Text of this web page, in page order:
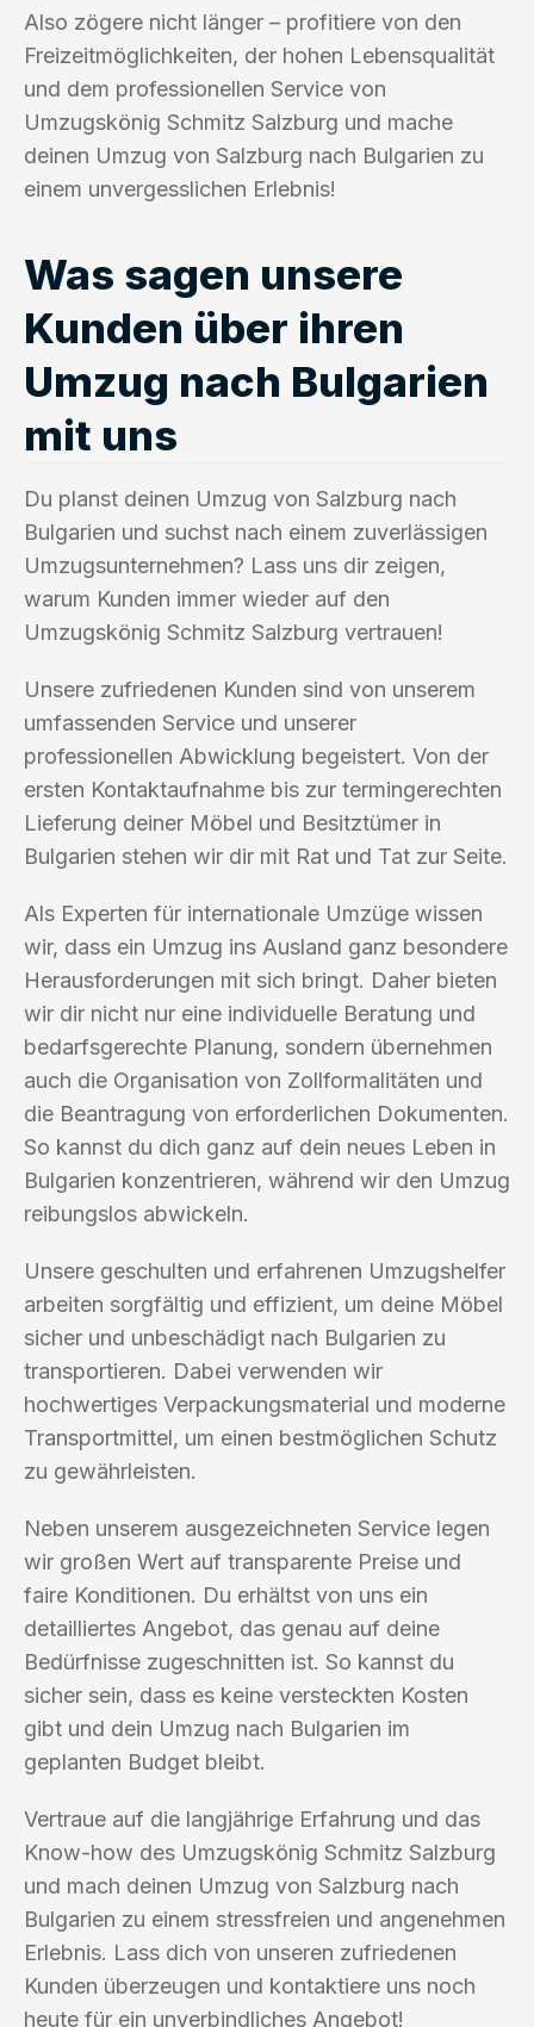
Also zögere nicht länger – profitiere von den
Freizeitmöglichkeiten, der hohen Lebensqualität
und dem professionellen Service von
Umzugskönig Schmitz Salzburg und mache
deinen Umzug von Salzburg nach Bulgarien zu
einem unvergesslichen Erlebnis!
Was sagen unsere
Kunden über ihren
Umzug nach Bulgarien
mit uns
Du planst deinen Umzug von Salzburg nach
Bulgarien und suchst nach einem zuverlässigen
Umzugsunternehmen? Lass uns dir zeigen,
warum Kunden immer wieder auf den
Umzugskönig Schmitz Salzburg vertrauen!
Unsere zufriedenen Kunden sind von unserem
umfassenden Service und unserer
professionellen Abwicklung begeistert. Von der
ersten Kontaktaufnahme bis zur termingerechten
Lieferung deiner Möbel und Besitztümer in
Bulgarien stehen wir dir mit Rat und Tat zur Seite.
Als Experten für internationale Umzüge wissen
wir, dass ein Umzug ins Ausland ganz besondere
Herausforderungen mit sich bringt. Daher bieten
wir dir nicht nur eine individuelle Beratung und
bedarfsgerechte Planung, sondern übernehmen
auch die Organisation von Zollformalitäten und
die Beantragung von erforderlichen Dokumenten.
So kannst du dich ganz auf dein neues Leben in
Bulgarien konzentrieren, während wir den Umzug
reibungslos abwickeln.
Unsere geschulten und erfahrenen Umzugshelfer
arbeiten sorgfältig und effizient, um deine Möbel
sicher und unbeschädigt nach Bulgarien zu
transportieren. Dabei verwenden wir
hochwertiges Verpackungsmaterial und moderne
Transportmittel, um einen bestmöglichen Schutz
zu gewährleisten.
Neben unserem ausgezeichneten Service legen
wir großen Wert auf transparente Preise und
faire Konditionen. Du erhältst von uns ein
detailliertes Angebot, das genau auf deine
Bedürfnisse zugeschnitten ist. So kannst du
sicher sein, dass es keine versteckten Kosten
gibt und dein Umzug nach Bulgarien im
geplanten Budget bleibt.
Vertraue auf die langjährige Erfahrung und das
Know-how des Umzugskönig Schmitz Salzburg
und mach deinen Umzug von Salzburg nach
Bulgarien zu einem stressfreien und angenehmen
Erlebnis. Lass dich von unseren zufriedenen
Kunden überzeugen und kontaktiere uns noch
heute für ein unverbindliches Angebot!